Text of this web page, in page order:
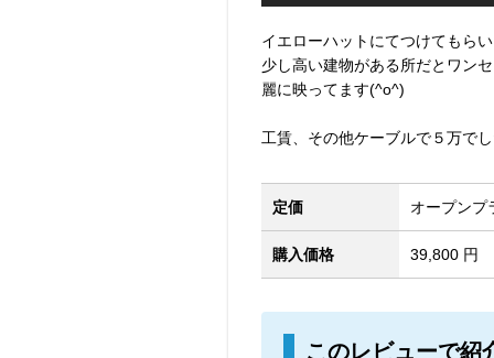
イエローハットにてつけてもら
少し高い建物がある所だとワン
麗に映ってます(^o^)
工賃、その他ケーブルで５万で
定価 オープンプ
購入価格 39,800 円
このレビューで紹